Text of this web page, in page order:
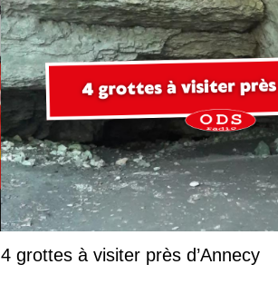
4 grottes à visiter près d’Annecy